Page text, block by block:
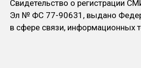
Свидетельство о регистрации
Эл № ФC 77-90631, выдано
в сфере связи, информационных